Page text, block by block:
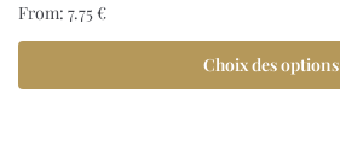
From: 7.75€
Choix des options